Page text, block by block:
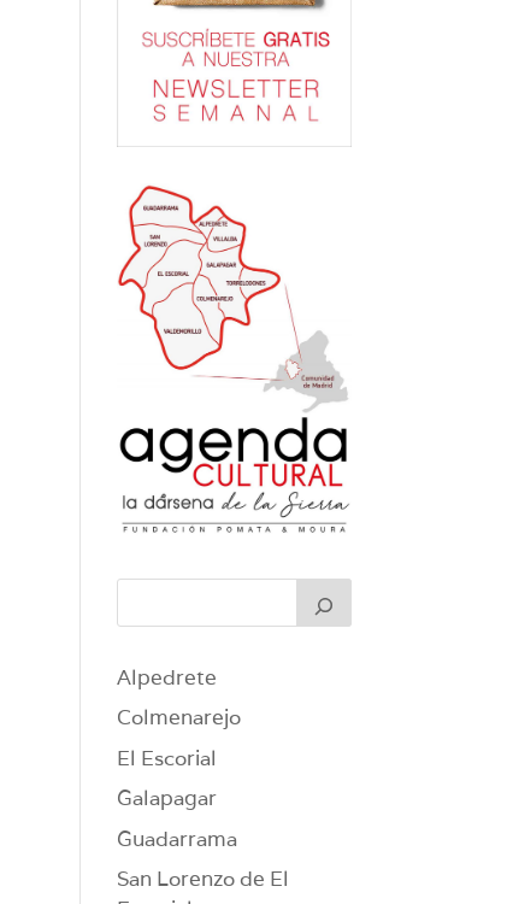
Alpedrete
Colmenarejo
El Escorial
Galapagar
Guadarrama
San Lorenzo de El